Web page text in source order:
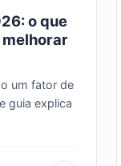
o que
melhorar
um fator de
guia explica